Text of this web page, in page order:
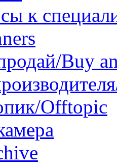
к
Buy
Offtopic